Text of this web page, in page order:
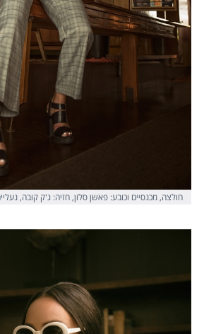
חולצה, מכנסיים וכובע: פאשן סלון, חזיה: ג'ק קובה,